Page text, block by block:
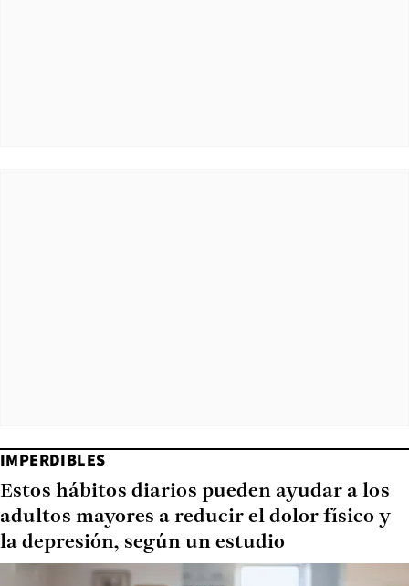
IMPERDIBLES
Estos hábitos diarios pueden ayudar a los
adultos mayores a reducir el dolor físico y
la depresión, según un estudio